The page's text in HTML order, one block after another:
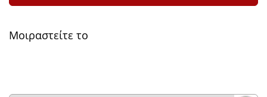
Μοιραστείτε το